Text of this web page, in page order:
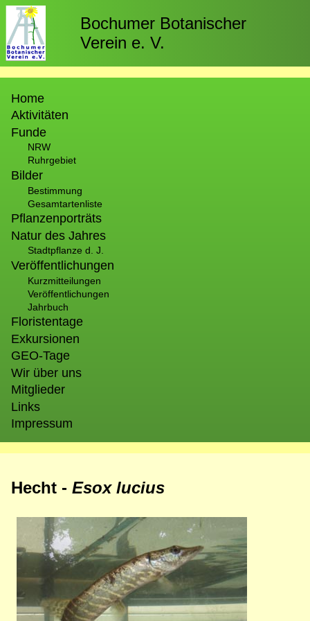
Direkt
zum
Inhalt
Bochumer Botanischer
Verein e. V.
Home
Aktivitäten
Funde
NRW
Ruhrgebiet
Bilder
Bestimmung
Gesamtartenliste
Pflanzenporträts
Natur des Jahres
Stadtpflanze d. J.
Veröffentlichungen
Kurzmitteilungen
Veröffentlichungen
Jahrbuch
Floristentage
Exkursionen
GEO-Tage
Wir über uns
Mitglieder
Links
Impressum
Hecht - Esox lucius